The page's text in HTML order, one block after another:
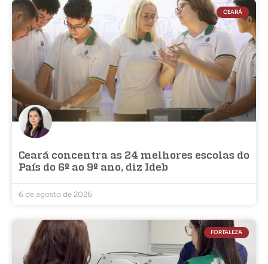
CEARÁ
Ceará concentra as 24 melhores escolas do
País do 6º ao 9º ano, diz Ideb
6 de agosto de 2026
FORTALEZA